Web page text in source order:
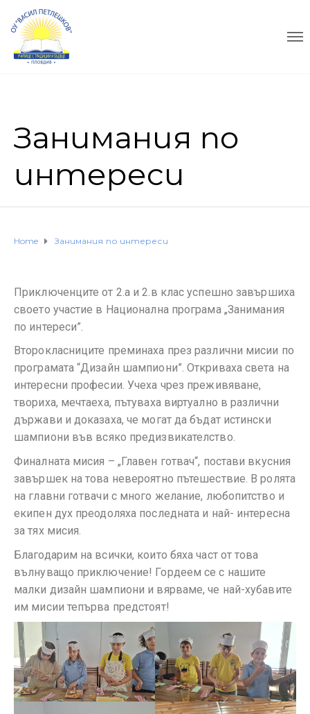
Занимания по
интереси
Home Занимания по интереси
Приключенците от 2.а и 2.в клас успешно завършиха
своето участие в Национална програма „Занимания
по интереси”.
Второкласниците преминаха през различни мисии по
програмата “Дизайн шампиони”. Откриваха света на
интересни професии. Учеха чрез преживяване,
твориха, мечтаеха, пътуваха виртуално в различни
държави и доказаха, че могат да бъдат истински
шампиони във всяко предизвикателство.
Финалната мисия – „Главен готвач“, постави вкусния
завършек на това невероятно пътешествие. В ролята
на главни готвачи с много желание, любопитство и
екипен дух преодоляха последната и най- интересна
за тях мисия.
Благодарим на всички, които бяха част от това
вълнуващо приключение! Гордеем се с нашите
малки дизайн шампиони и вярваме, че най-хубавите
им мисии тепърва предстоят!